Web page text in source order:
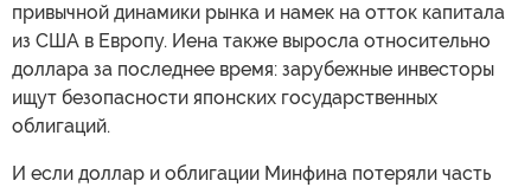
привычной динамики рынка и намек на отток капитала
из США в Европу. Иена также выросла относительно
доллара за последнее время: зарубежные инвесторы
ищут безопасности японских государственных
облигаций.
И если доллар и облигации Минфина потеряли часть